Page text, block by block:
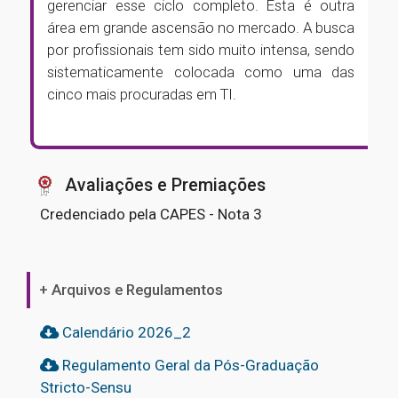
gerenciar esse ciclo completo. Esta é outra
área em grande ascensão no mercado. A busca
por profissionais tem sido muito intensa, sendo
sistematicamente colocada como uma das
cinco mais procuradas em TI.
Avaliações e Premiações
Credenciado pela CAPES - Nota 3
+ Arquivos e Regulamentos
Calendário 2026_2
Regulamento Geral da Pós-Graduação
Stricto-Sensu